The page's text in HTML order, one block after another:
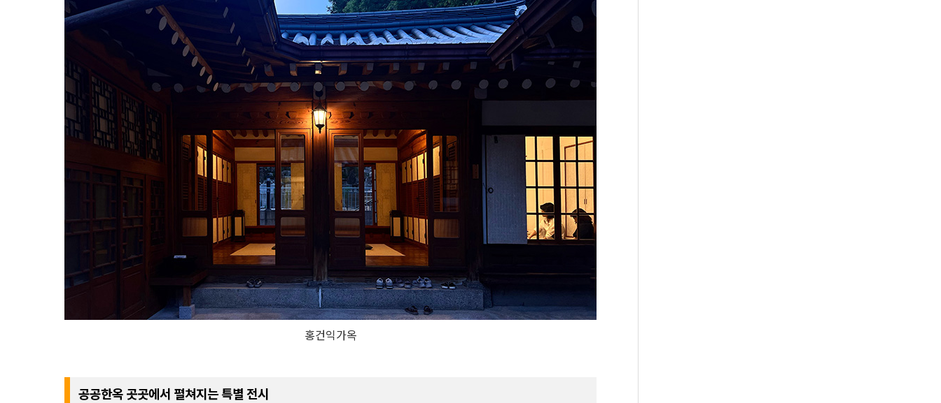
홍건익가옥
공공한옥 곳곳에서 펼쳐지는 특별 전시